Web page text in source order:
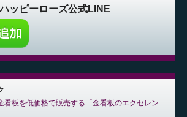
ハッピーローズ公式LINE
看板を低価格で販売する「金看板のエクセレン